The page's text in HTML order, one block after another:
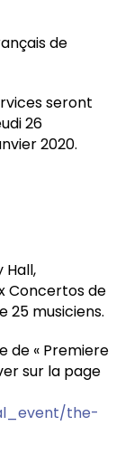
de
seront
26
2020.
Hall,
Concertos de
25 musiciens.
de « Premiere
sur la page
the-